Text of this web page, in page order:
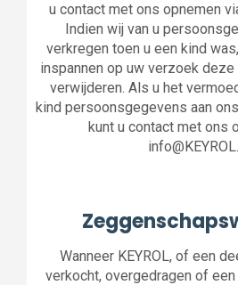
u contact met ons opnemen
Indien wij van u
verkregen toen u een kind
inspannen op uw verzoek
verwijderen. Als u het
kind persoonsgegevens aan
kunt u contact met ons
Wanneer KEYROL, of een
verkocht, overgedragen of